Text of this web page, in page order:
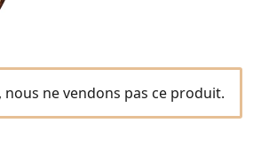
ne vendons pas ce produit.